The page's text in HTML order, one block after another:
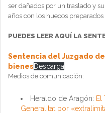
ser dañados por un traslado y
años con los huecos preparados
PUEDES LEER AQUÍ LA
Sentencia del Juzgado
bienesDescarga
Medios de comunicación:
Heraldo de Aragón: El
Generalitat por